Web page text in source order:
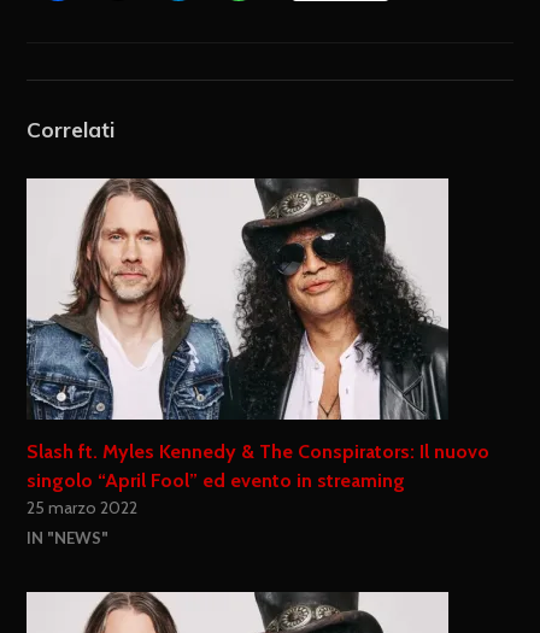
Correlati
Slash ft. Myles Kennedy & The Conspirators: Il nuovo
singolo “April Fool” ed evento in streaming
25 marzo 2022
IN "NEWS"